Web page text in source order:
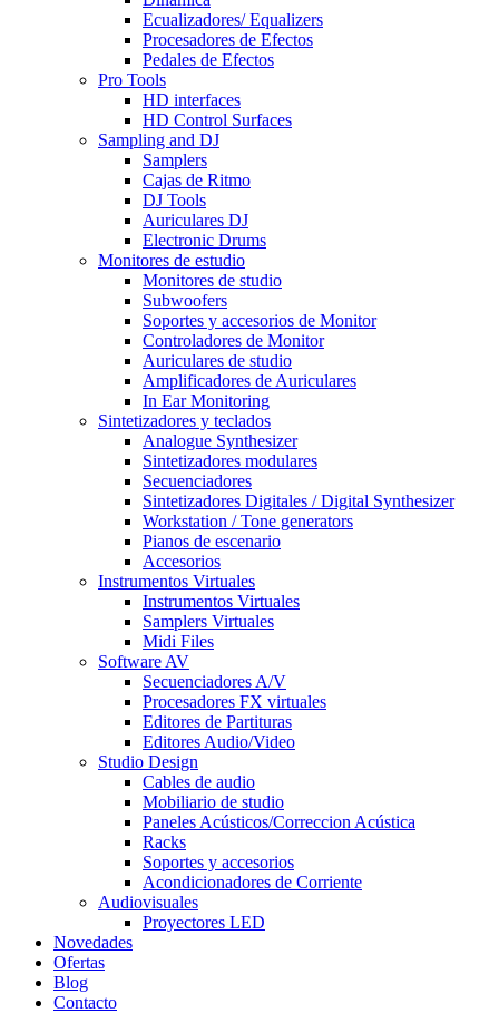
Ecualizadores/ Equalizers
Procesadores de Efectos
Pedales de Efectos
Pro Tools
HD interfaces
HD Control Surfaces
Sampling and DJ
Samplers
Cajas de Ritmo
DJ Tools
Auriculares DJ
Electronic Drums
Monitores de estudio
Monitores de studio
Subwoofers
Soportes y accesorios de Monitor
Controladores de Monitor
Auriculares de studio
Amplificadores de Auriculares
In Ear Monitoring
Sintetizadores y teclados
Analogue Synthesizer
Sintetizadores modulares
Secuenciadores
Sintetizadores Digitales / Digital Synthesizer
Workstation / Tone generators
Pianos de escenario
Accesorios
Instrumentos Virtuales
Instrumentos Virtuales
Samplers Virtuales
Midi Files
Software AV
Secuenciadores A/V
Procesadores FX virtuales
Editores de Partituras
Editores Audio/Video
Studio Design
Cables de audio
Mobiliario de studio
Paneles Acústicos/Correccion Acústica
Racks
Soportes y accesorios
Acondicionadores de Corriente
Audiovisuales
Proyectores LED
Novedades
Ofertas
Blog
Contacto